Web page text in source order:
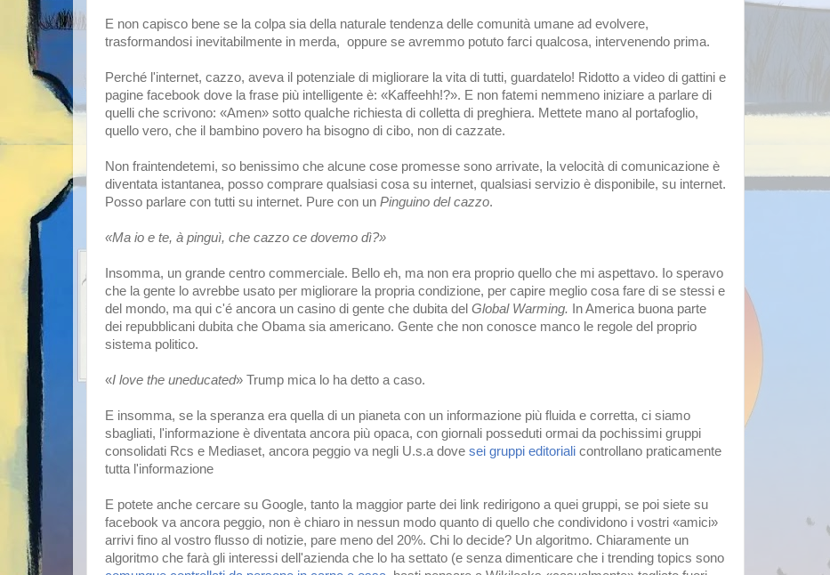
E non capisco bene se la colpa sia della naturale tendenza delle comunità umane ad evolvere,
trasformandosi inevitabilmente in merda, oppure se avremmo potuto farci qualcosa, intervenendo prima.
Perché l'internet, cazzo, aveva il potenziale di migliorare la vita di tutti, guardatelo! Ridotto a video di gattini e
pagine facebook dove la frase più intelligente è: «Kaffeehh!?». E non fatemi nemmeno iniziare a parlare di
quelli che scrivono: «Amen» sotto qualche richiesta di colletta di preghiera. Mettete mano al portafoglio,
quello vero, che il bambino povero ha bisogno di cibo, non di cazzate.
Non fraintendetemi, so benissimo che alcune cose promesse sono arrivate, la velocità di comunicazione è
diventata istantanea, posso comprare qualsiasi cosa su internet, qualsiasi servizio è disponibile, su internet.
Posso parlare con tutti su internet. Pure con un Pinguino del cazzo.
«Ma io e te, à pinguì, che cazzo ce dovemo dì?»
Insomma, un grande centro commerciale. Bello eh, ma non era proprio quello che mi aspettavo. Io speravo
che la gente lo avrebbe usato per migliorare la propria condizione, per capire meglio cosa fare di se stessi e
del mondo, ma qui c'é ancora un casino di gente che dubita del Global Warming. In America buona parte
dei repubblicani dubita che Obama sia americano. Gente che non conosce manco le regole del proprio
sistema politico.
«I love the uneducated» Trump mica lo ha detto a caso.
E insomma, se la speranza era quella di un pianeta con un informazione più fluida e corretta, ci siamo
sbagliati, l'informazione è diventata ancora più opaca, con giornali posseduti ormai da pochissimi gruppi
consolidati Rcs e Mediaset, ancora peggio va negli U.s.a dove sei gruppi editoriali controllano praticamente
tutta l'informazione
E potete anche cercare su Google, tanto la maggior parte dei link redirigono a quei gruppi, se poi siete su
facebook va ancora peggio, non è chiaro in nessun modo quanto di quello che condividono i vostri «amici»
arrivi fino al vostro flusso di notizie, pare meno del 20%. Chi lo decide? Un algoritmo. Chiaramente un
algoritmo che farà gli interessi dell'azienda che lo ha settato (e senza dimenticare che i trending topics sono